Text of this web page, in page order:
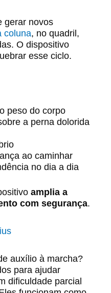
gerar novos
coluna, no quadril,
O dispositivo
esse ciclo.
peso do corpo
a perna dolorida
ao caminhar
no dia a dia
amplia a
com segurança.
auxílio à marcha?
para ajudar
dificuldade parcial